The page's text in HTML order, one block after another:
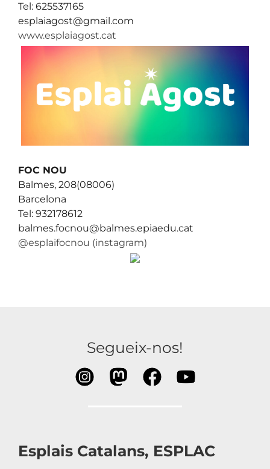
Tel: 625537165
esplaiagost@gmail.com
www.esplaiagost.cat
FOC NOU
Balmes, 208(08006)
Barcelona
Tel: 932178612
balmes.focnou@balmes.epiaedu.cat
@esplaifocnou (instagram)
Segueix-nos!
Esplais Catalans, ESPLAC